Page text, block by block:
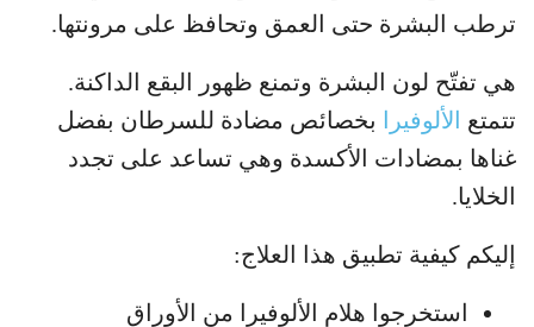
ترطب البشرة حتى العمق وتحافظ على مرونتها.
هي تفتّح لون البشرة وتمنع ظهور البقع الداكنة.
تتمتع الألوفيرا بخصائص مضادة للسرطان بفضل
غناها بمضادات الأكسدة وهي تساعد على تجدد
الخلايا.
إليكم كيفية تطبيق هذا العلاج:
استخرجوا هلام الألوفيرا من الأوراق